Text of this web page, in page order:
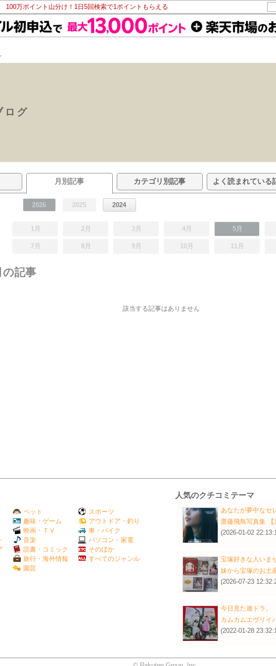
100万ポイント山分け！1日5回検索で1ポイントもらえる
グ
月別記事 カテゴリ別記事 よく読まれている
2026 2025 2024
1月 2月 3月 4月 5月
7月 8月 9月 10月 11月
の記事
該当する記事はありません
ペット
趣味・ゲーム
映画・ＴＶ
音楽
読書・コミック
旅行・海外情報
園芸
スポーツ
アウトドア・釣り
車・バイク
パソコン・家電
そのほか
すべてのジャンル
人気のクチコミテーマ
あなたが夢中なセ
齋藤飛鳥写真集 【
(2026-01-02
宝塚好きな人いま
妹から宝塚のお土
(2026-07-23
今日見た連ドラ。
カムカムエヴリ
(2022-01-28